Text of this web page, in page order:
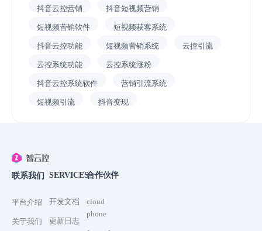
抖音云控营销 抖音短视频营销
短视频营销软件 短视频获客系统
抖音云控功能 短视频营销系统 云控引流
云控系统功能 云控系统涨粉
抖音云控系统软件 营销引流系统
短视频引流 抖音变现
联系我们
平台介绍
关于我们
SERVICES
开发文档
更新日志
合作伙伴
cloud
phone